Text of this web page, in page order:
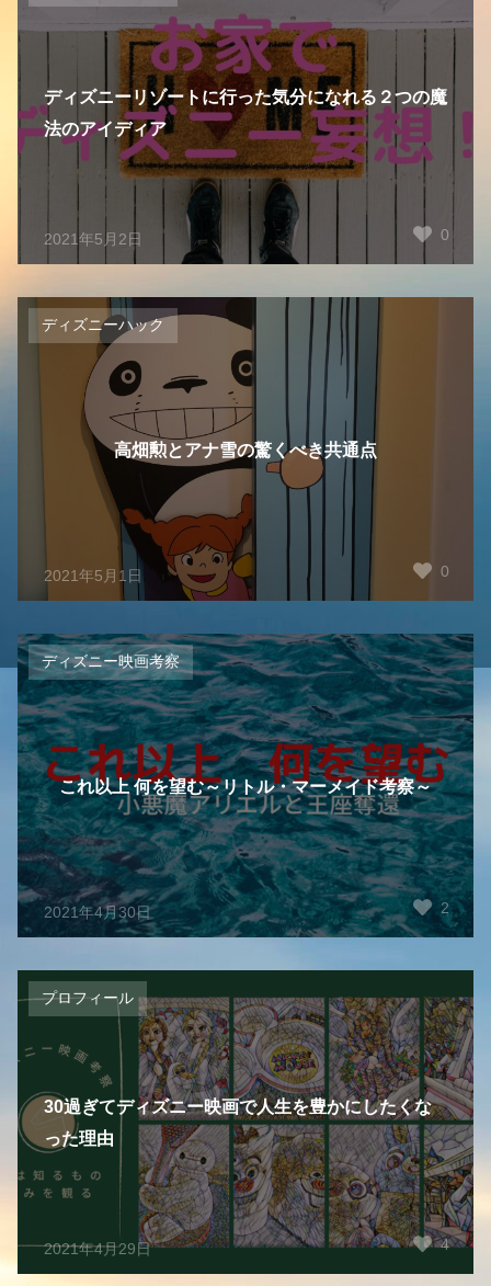
2021年5月2日
ディズニーリゾートに行った気分になれる２つの魔
法のアイディア
0
ディズニーハック
2021年5月1日
高畑勲とアナ雪の驚くべき共通点
0
ディズニー映画考察
2021年4月30日
これ以上 何を望む～リトル・マーメイド考察～
2
プロフィール
2021年4月29日
30過ぎてディズニー映画で人生を豊かにしたくな
った理由
4